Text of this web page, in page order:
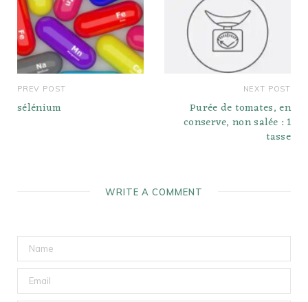
PREV POST
sélénium
NEXT POST
Purée de tomates, en
conserve, non salée : 1
tasse
WRITE A COMMENT